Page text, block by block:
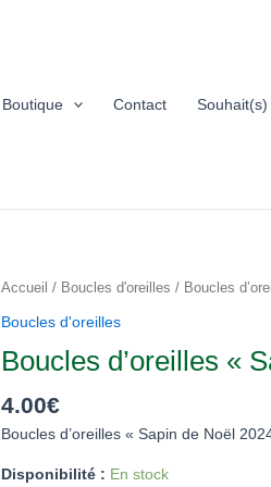
Boutique Contact Souhait(s)
Accueil / Boucles d'oreilles / Boucles
Boucles d'oreilles
Boucles d’oreilles «
4.00€
Boucles d’oreilles « Sapin de Noël
Disponibilité : En stock
quantité
d’oreilles
de
Noël